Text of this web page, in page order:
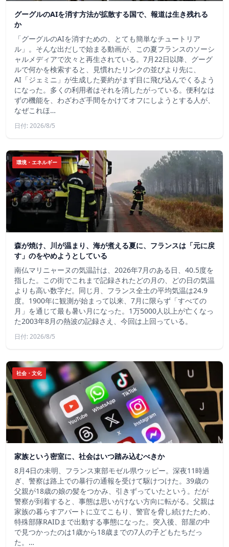
グーグルのAIを消す方法が拡散する国で、報道は生き残れる
か
「グーグルのAIを消すための、とても簡単なチュートリア
ル」。そんな出だしで始まる動画が、この夏フランスのソーシ
ャルメディアで次々と再生されている。7月22日以降、グーグ
ルで何かを検索すると、見慣れたリンクの並びより先に、
AI「ジェミニ」が生成した要約がまず目に飛び込んでくるよう
になった。多くの利用者はそれを消したがっている。便利なは
ずの機能を、わざわざ手間をかけてオフにしようとする人が、
なぜこれほ…
日付: 2026/8/5
環境・エネルギー
森が焼け、川が温まり、海が煮える夏に、フランスは「元に戻
す」のをやめようとしている
南仏マリニャーヌの気温計は、2026年7月のある日、40.5度を
指した。この街でこれまで記録されたどの月の、どの日の気温
よりも高い数字だ。同じ月、フランス全土の平均気温は24.9
度。1900年に観測が始まって以来、7月に限らず「すべての
月」を通じて最も暑い月になった。1万5000人以上が亡くなっ
た2003年8月の熱波の記録さえ、今回は上回っている。
日付: 2026/8/5
社会・文化
家族という密室に、社会はいつ踏み込むべきか
8月4日の未明、フランス東部モゼル県ウッピー。深夜11時過
ぎ、警察は路上での暴行の通報を受けて駆けつけた。39歳の
父親が18歳の娘の髪をつかみ、引きずっていたという。だが
警察が到着すると、事態は思いがけない方向に転がる。父親は
家族の暮らすアパートに立てこもり、警官を脅し続けたため、
特殊部隊RAIDまで出動する事態になった。突入後、部屋の中
で見つかったのは1歳から18歳までの7人の子どもたちだっ
た。…